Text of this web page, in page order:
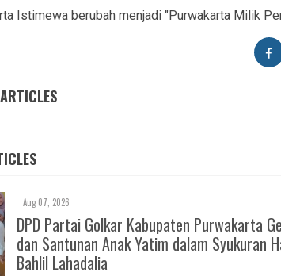
Istimewa berubah menjadi "Purwakarta Milik
Aug 07, 2026
DPD Partai Golkar Kabupaten Purwakarta
dan Santunan Anak Yatim dalam Syukuran
Bahlil Lahadalia